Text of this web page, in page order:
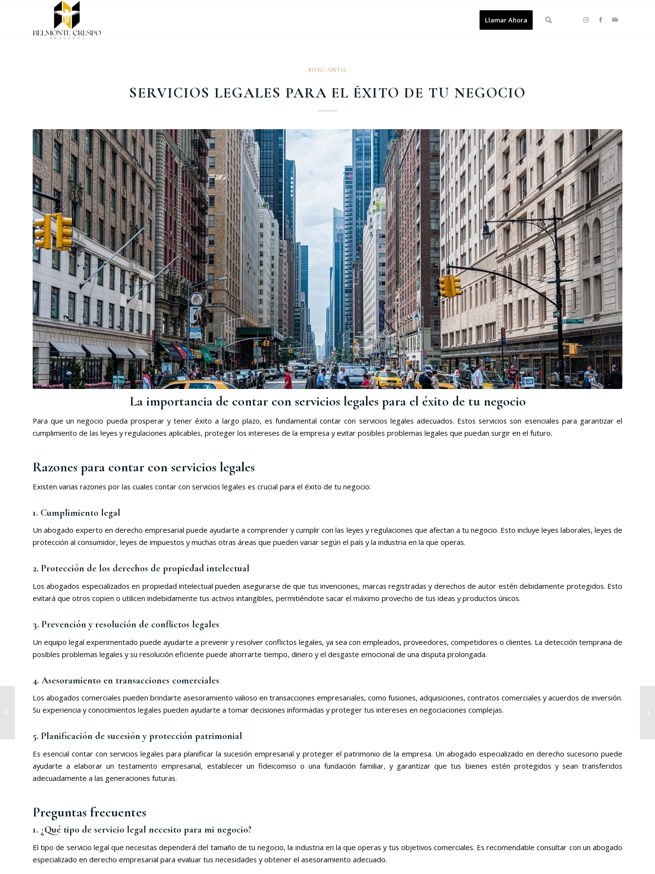
Llamar Ahora
MERCANTIL
SERVICIOS LEGALES PARA EL ÉXITO DE TU NEGOCIO
La importancia de contar con servicios legales para el éxito de tu negocio
Para que un negocio pueda prosperar y tener éxito a largo plazo, es fundamental contar con servicios legales adecuados. Estos servicios son esenciales para garantizar el
cumplimiento de las leyes y regulaciones aplicables, proteger los intereses de la empresa y evitar posibles problemas legales que puedan surgir en el futuro.
Razones para contar con servicios legales
Existen varias razones por las cuales contar con servicios legales es crucial para el éxito de tu negocio:
1. Cumplimiento legal
Un abogado experto en derecho empresarial puede ayudarte a comprender y cumplir con las leyes y regulaciones que afectan a tu negocio. Esto incluye leyes laborales, leyes de
protección al consumidor, leyes de impuestos y muchas otras áreas que pueden variar según el país y la industria en la que operas.
2. Protección de los derechos de propiedad intelectual
Los abogados especializados en propiedad intelectual pueden asegurarse de que tus invenciones, marcas registradas y derechos de autor estén debidamente protegidos. Esto
evitará que otros copien o utilicen indebidamente tus activos intangibles, permitiéndote sacar el máximo provecho de tus ideas y productos únicos.
3. Prevención y resolución de conflictos legales
Un equipo legal experimentado puede ayudarte a prevenir y resolver conflictos legales, ya sea con empleados, proveedores, competidores o clientes. La detección temprana de
posibles problemas legales y su resolución eficiente puede ahorrarte tiempo, dinero y el desgaste emocional de una disputa prolongada.
4. Asesoramiento en transacciones comerciales
Los abogados comerciales pueden brindarte asesoramiento valioso en transacciones empresariales, como fusiones, adquisiciones, contratos comerciales y acuerdos de inversión.
Su experiencia y conocimientos legales pueden ayudarte a tomar decisiones informadas y proteger tus intereses en negociaciones complejas.
5. Planificación de sucesión y protección patrimonial
Es esencial contar con servicios legales para planificar la sucesión empresarial y proteger el patrimonio de la empresa. Un abogado especializado en derecho sucesorio puede
ayudarte a elaborar un testamento empresarial, establecer un fideicomiso o una fundación familiar, y garantizar que tus bienes estén protegidos y sean transferidos
adecuadamente a las generaciones futuras.
Preguntas frecuentes
1. ¿Qué tipo de servicio legal necesito para mi negocio?
El tipo de servicio legal que necesitas dependerá del tamaño de tu negocio, la industria en la que operas y tus objetivos comerciales. Es recomendable consultar con un abogado
especializado en derecho empresarial para evaluar tus necesidades y obtener el asesoramiento adecuado.
Abogado mercantil en
el mundo de los